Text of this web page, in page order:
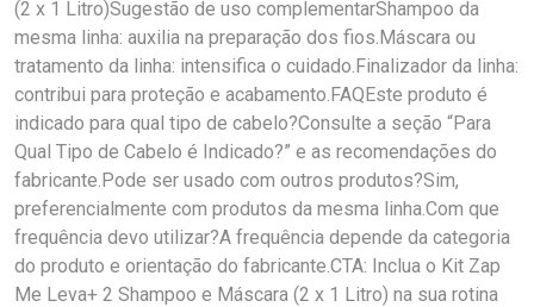
(2 x 1 Litro)Sugestão de uso complementarShampoo da
mesma linha: auxilia na preparação dos fios.Máscara ou
tratamento da linha: intensifica o cuidado.Finalizador da linha:
contribui para proteção e acabamento.FAQEste produto é
indicado para qual tipo de cabelo?Consulte a seção “Para
Qual Tipo de Cabelo é Indicado?” e as recomendações do
fabricante.Pode ser usado com outros produtos?Sim,
preferencialmente com produtos da mesma linha.Com que
frequência devo utilizar?A frequência depende da categoria
do produto e orientação do fabricante.CTA: Inclua o Kit Zap
Me Leva+ 2 Shampoo e Máscara (2 x 1 Litro) na sua rotina